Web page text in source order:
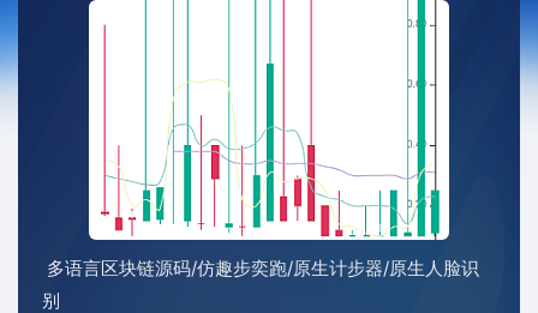
多语言区块链源码/仿趣步奕跑/原生计步器/原生人脸识
别